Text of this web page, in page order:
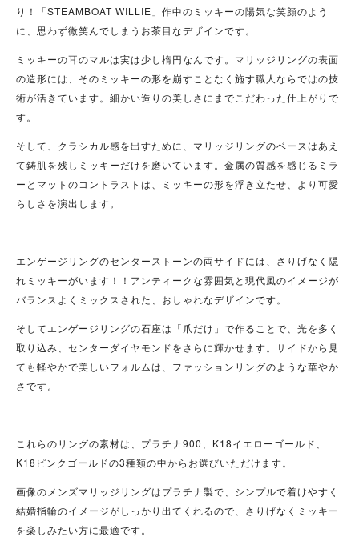
り！「STEAMBOAT WILLIE」作中のミッキーの陽気な笑顔のよう
に、思わず微笑んでしまうお茶目なデザインです。
ミッキーの耳のマルは実は少し楕円なんです。マリッジリングの表面
の造形には、そのミッキーの形を崩すことなく施す職人ならではの技
術が活きています。細かい造りの美しさにまでこだわった仕上がりで
す。
そして、クラシカル感を出すために、マリッジリングのベースはあえ
て鋳肌を残しミッキーだけを磨いています。金属の質感を感じるミラ
ーとマットのコントラストは、ミッキーの形を浮き立たせ、より可愛
らしさを演出します。
エンゲージリングのセンターストーンの両サイドには、さりげなく隠
れミッキーがいます！！アンティークな雰囲気と現代風のイメージが
バランスよくミックスされた、おしゃれなデザインです。
そしてエンゲージリングの石座は「爪だけ」で作ることで、光を多く
取り込み、センターダイヤモンドをさらに輝かせます。サイドから見
ても軽やかで美しいフォルムは、ファッションリングのような華やか
さです。
これらのリングの素材は、プラチナ900、K18イエローゴールド、
K18ピンクゴールドの3種類の中からお選びいただけます。
画像のメンズマリッジリングはプラチナ製で、シンプルで着けやすく
結婚指輪のイメージがしっかり出てくれるので、さりげなくミッキー
を楽しみたい方に最適です。